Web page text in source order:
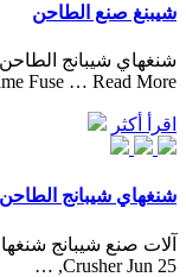
شيبنغ صنع الطاحن
Fuse … Read More
اقرأ أكثر
شنغهاي شيبانج
Crusher Jun 25, …